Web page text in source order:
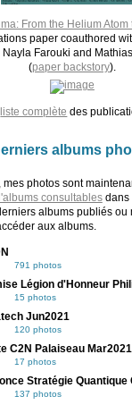
From the Helium Atom
paper coauthored
Nayla Farouki and
(paper backstory).
liste complète des
albums
photos sont
consultablesdans
albums publiés ou
aux albums.
791 photos
Légion d'Honneur
15 photos
Jun2021
120 photos
C2N Palaiseau Mar2021
17 photos
Stratégie Quantique
137 photos